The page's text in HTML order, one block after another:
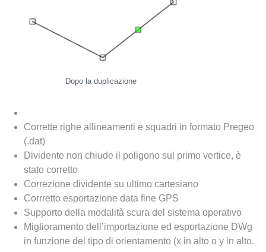
Dopo la duplicazione
Corrette righe allineamenti e squadri in formato Pregeo
(.dat)
Dividente non chiude il poligono sul primo vertice, è
stato corretto
Correzione dividente su ultimo cartesiano
Corrretto esportazione data fine GPS
Supporto della modalità scura del sistema operativo
Miglioramento dell’importazione ed esportazione DWg
in funzione del tipo di orientamento (x in alto o y in alto.